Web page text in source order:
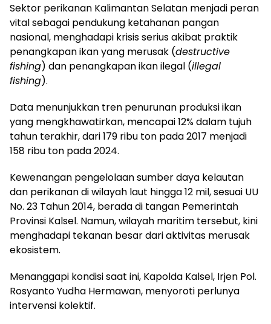
Sektor perikanan Kalimantan Selatan menjadi peran
vital sebagai pendukung ketahanan pangan
nasional, menghadapi krisis serius akibat praktik
penangkapan ikan yang merusak (destructive
fishing) dan penangkapan ikan ilegal (illegal
fishing).
Data menunjukkan tren penurunan produksi ikan
yang mengkhawatirkan, mencapai 12% dalam tujuh
tahun terakhir, dari 179 ribu ton pada 2017 menjadi
158 ribu ton pada 2024.
Kewenangan pengelolaan sumber daya kelautan
dan perikanan di wilayah laut hingga 12 mil, sesuai UU
No. 23 Tahun 2014, berada di tangan Pemerintah
Provinsi Kalsel. Namun, wilayah maritim tersebut, kini
menghadapi tekanan besar dari aktivitas merusak
ekosistem.
Menanggapi kondisi saat ini, Kapolda Kalsel, Irjen Pol.
Rosyanto Yudha Hermawan, menyoroti perlunya
intervensi kolektif.